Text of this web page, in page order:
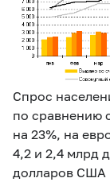
Спрос
по сравнению
на 23%, на
4,2 и 2,4 млрд
долларов США